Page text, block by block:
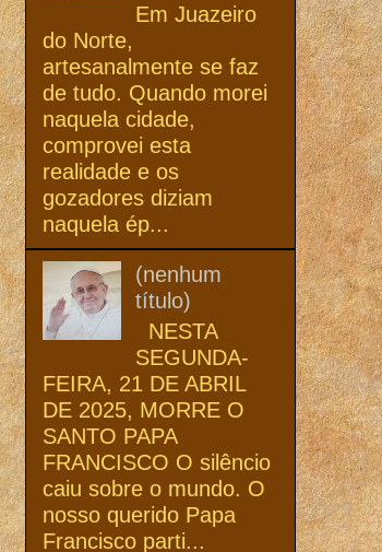
Em Juazeiro
do Norte,
artesanalmente se faz
de tudo. Quando morei
naquela cidade,
comprovei esta
realidade e os
gozadores diziam
naquela ép...
(nenhum
título)
NESTA
SEGUNDA-
FEIRA, 21 DE ABRIL
DE 2025, MORRE O
SANTO PAPA
FRANCISCO O silêncio
caiu sobre o mundo. O
nosso querido Papa
Francisco parti...